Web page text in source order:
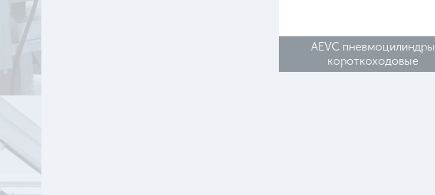
AEVC пневмоцилиндры
короткоходовые